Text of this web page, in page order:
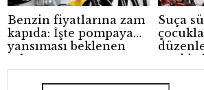
Benzin fiyatlarına zam
kapıda: İşte pompaya
yansıması beklenen
rakam
Suça